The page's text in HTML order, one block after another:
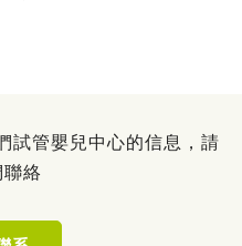
試管嬰兒中心的信息，請
聯絡